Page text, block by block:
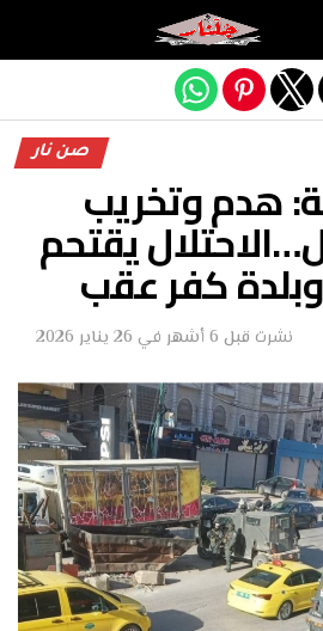
صن نار
هدم وتخريب
يقتحم
كفر عقب
نشرت قبل 6 أشهر في 26 يناير 2026
Exit mobile